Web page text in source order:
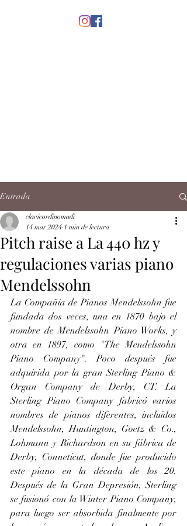
Entrada
Pitch raise a La 440 hz y
regulaciones varias piano
Mendelssohn
clavicordinomadi
14 mar 2024 1 min de lectura
La Compañía de Pianos Mendelssohn fue
fundada dos veces, una en 1870 bajo el
nombre de Mendelssohn Piano Works, y
otra en 1897, como "The Mendelssohn
Piano Company". Poco después fue
adquirida por la gran Sterling Piano &
Organ Company de Derby, CT. La
Sterling Piano Company fabricó varios
nombres de pianos diferentes, incluidos
Mendelssohn, Huntington, Goetz & Co.,
Lohmann y Richardson en su fábrica de
Derby, Conneticut, donde fue producido
este piano en la década de los 20.
Después de la Gran Depresión, Sterling
se fusionó con la Winter Piano Company,
para luego ser absorbida finalmente por